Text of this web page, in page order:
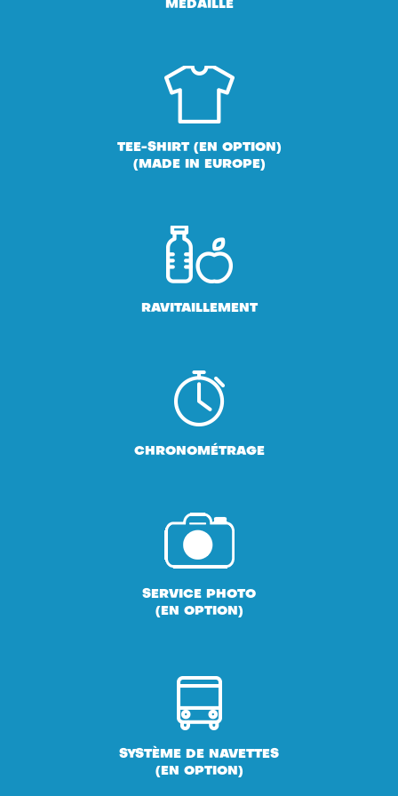
MÉDAILLE
TEE-SHIRT (EN OPTION)
(MADE IN EUROPE)
RAVITAILLEMENT
CHRONOMÉTRAGE
SERVICE PHOTO
(EN OPTION)
SYSTÈME DE NAVETTES
(EN OPTION)